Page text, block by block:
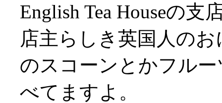
English Tea Houseの支
店主らしき英国人の
のスコーンとかフル
べてますよ。